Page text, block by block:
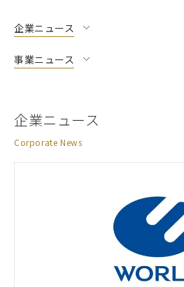
企業ニュース
事業ニュース
企業ニュース
Corporate News